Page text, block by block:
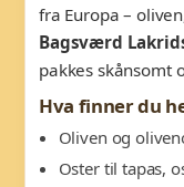
fra Europa –
Bagsværd
pakkes skånsomt
Hva finner du
Oliven og
Oster til tapas,